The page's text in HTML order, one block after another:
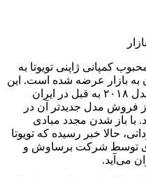
کمپانی ژاپنی تویوتا به
۵ نسل از آن به بازار عرضه شده است. این
خودرو پیش از ممنوعیت واردات با مدل ۲۰۱۸ به قبل در ایران
فروش مدل جدیدتر آن در
باز شدن مجدد مبادی
حالا خبر رسیده که تویوتا
هیبریدی توسط شرکت برساوش و
می‌آید.